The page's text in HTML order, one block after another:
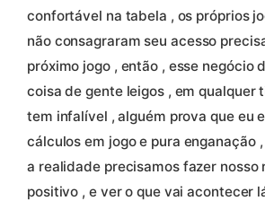
confortável na tabela , os próprios
não consagraram seu acesso
próximo jogo , então , esse negócio
coisa de gente leigos , em qualquer
tem infalível , alguém prova que eu
cálculos em jogo e pura enganação
a realidade precisamos fazer nosso
positivo , e ver o que vai acontecer